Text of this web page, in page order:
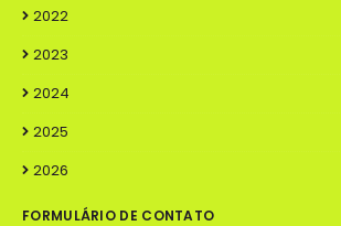
2022
2023
2024
2025
2026
FORMULÁRIO DE CONTATO